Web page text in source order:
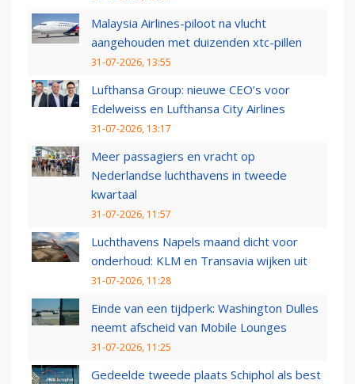
Malaysia Airlines-piloot na vlucht
aangehouden met duizenden xtc-pillen
31-07-2026, 13:55
Lufthansa Group: nieuwe CEO’s voor
Edelweiss en Lufthansa City Airlines
31-07-2026, 13:17
Meer passagiers en vracht op
Nederlandse luchthavens in tweede
kwartaal
31-07-2026, 11:57
Luchthavens Napels maand dicht voor
onderhoud: KLM en Transavia wijken uit
31-07-2026, 11:28
Einde van een tijdperk: Washington Dulles
neemt afscheid van Mobile Lounges
31-07-2026, 11:25
Gedeelde tweede plaats Schiphol als best